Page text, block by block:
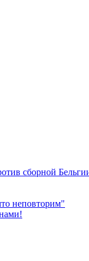
сборной
неповторим"